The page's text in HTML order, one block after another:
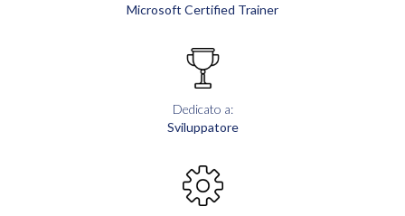
Microsoft Certified Trainer
Dedicato a:
Sviluppatore